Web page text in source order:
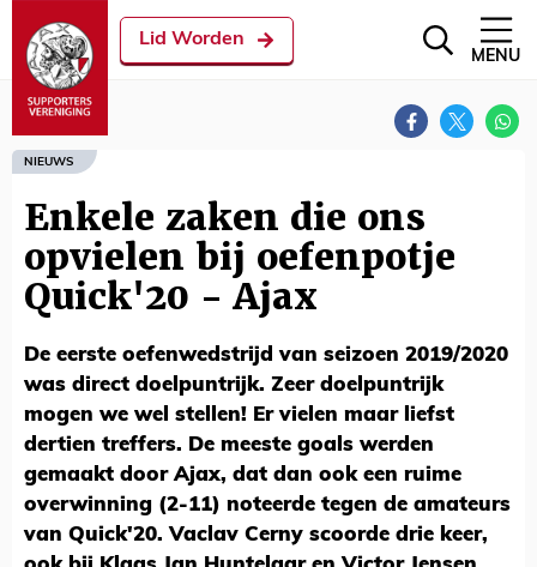
Lid Worden
MENU
NIEUWS
Enkele zaken die ons
opvielen bij oefenpotje
Quick'20 - Ajax
De eerste oefenwedstrijd van seizoen 2019/2020
was direct doelpuntrijk. Zeer doelpuntrijk
mogen we wel stellen! Er vielen maar liefst
dertien treffers. De meeste goals werden
gemaakt door Ajax, dat dan ook een ruime
overwinning (2-11) noteerde tegen de amateurs
van Quick'20. Vaclav Cerny scoorde drie keer,